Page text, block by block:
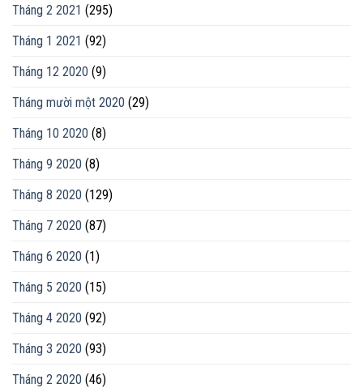
Tháng 2 2021 (295)
Tháng 1 2021 (92)
Tháng 12 2020 (9)
Tháng mười một 2020 (29)
Tháng 10 2020 (8)
Tháng 9 2020 (8)
Tháng 8 2020 (129)
Tháng 7 2020 (87)
Tháng 6 2020 (1)
Tháng 5 2020 (15)
Tháng 4 2020 (92)
Tháng 3 2020 (93)
Tháng 2 2020 (46)